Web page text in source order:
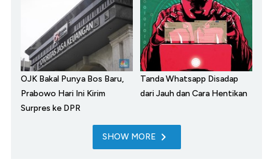
OJK Bakal Punya Bos Baru,
Prabowo Hari Ini Kirim
Surpres ke DPR
Tanda Whatsapp Disadap
dari Jauh dan Cara Hentikan
SHOW MORE